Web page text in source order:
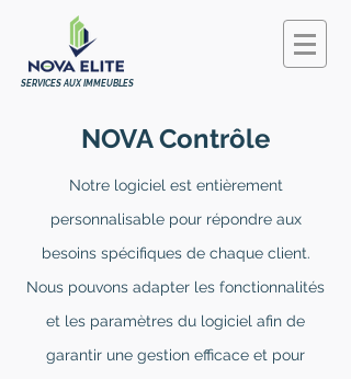
SERVICES AUX IMMEUBLES
NOVA Contrôle
Notre logiciel est entièrement
personnalisable pour répondre aux
besoins spécifiques de chaque client.
Nous pouvons adapter les fonctionnalités
et les paramètres du logiciel afin de
garantir une gestion efficace et pour